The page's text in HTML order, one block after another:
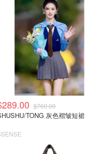
$760.00
SHUSHU/TONG 灰色褶皱短裙